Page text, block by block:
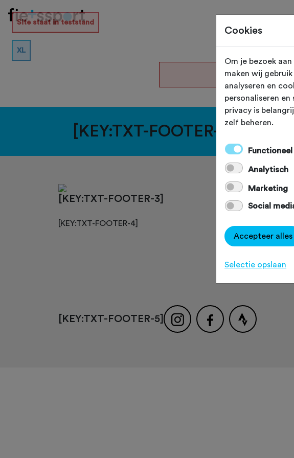
Site staat in teststand
XL
De vereniging
[KEY:TXT-FOOTER-1]
[KEY:TXT-FOOTER-3]
[KEY:TXT-FOOTER-4]
[KEY:TXT-FOOTER-5]
Cookies
Om je bezoek
maken wij
analyseren en
personaliseren
privacy is
zelf beheren.
Functioneel
Analytisch
Marketing
Social
Accepteer alles
Selectie opslaan